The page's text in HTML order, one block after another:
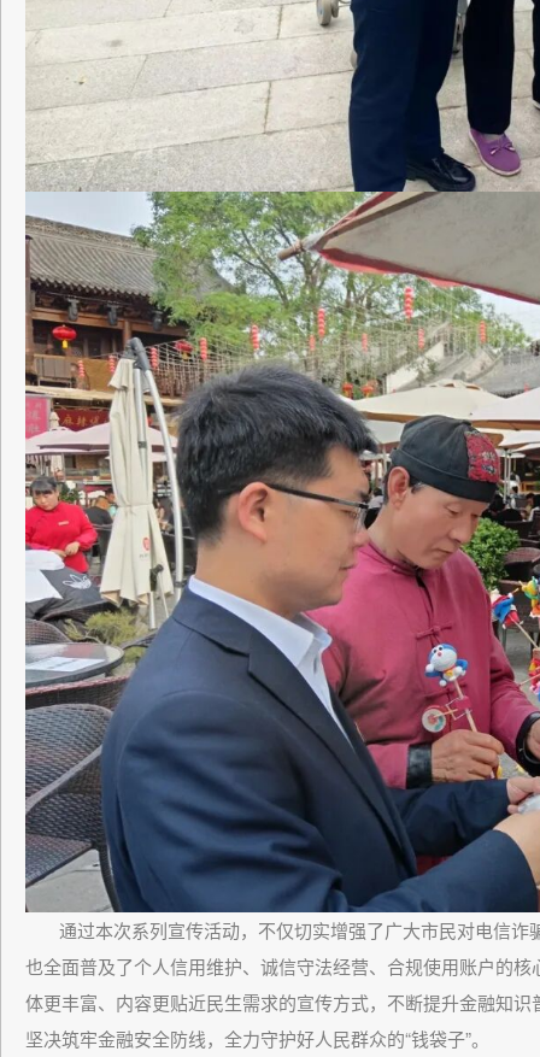
通过本次系列宣传活动，不仅切实增强了广大市民对电信诈
也全面普及了个人信用维护、诚信守法经营、合规使用账户的
体更丰富、内容更贴近民生需求的宣传方式，不断提升金融知
坚决筑牢金融安全防线，全力守护好人民群众的“钱袋子”。